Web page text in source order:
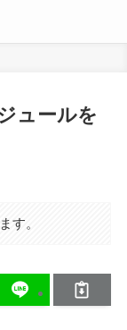
ュールを
す。